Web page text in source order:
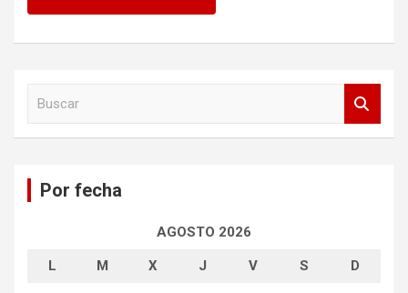
Por fecha
AGOSTO 2026
L M X J V S D